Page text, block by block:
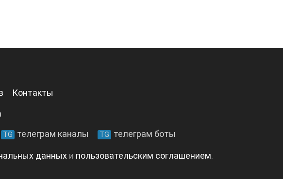
Контакты
TG телеграм каналы TG телеграм боты
данныхи пользовательским соглашением.